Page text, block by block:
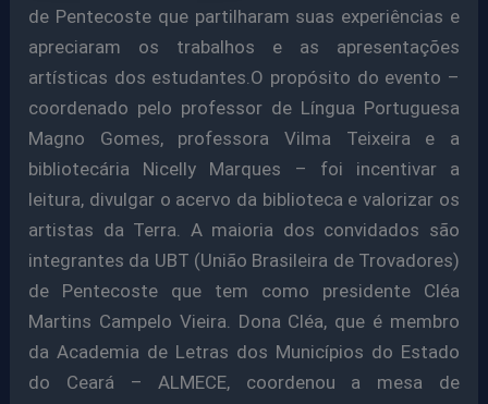
de Pentecoste que partilharam suas experiências e
apreciaram os trabalhos e as apresentações
artísticas dos estudantes.O propósito do evento –
coordenado pelo professor de Língua Portuguesa
Magno Gomes, professora Vilma Teixeira e a
bibliotecária Nicelly Marques – foi incentivar a
leitura, divulgar o acervo da biblioteca e valorizar os
artistas da Terra. A maioria dos convidados são
integrantes da UBT (União Brasileira de Trovadores)
de Pentecoste que tem como presidente Cléa
Martins Campelo Vieira. Dona Cléa, que é membro
da Academia de Letras dos Municípios do Estado
do Ceará – ALMECE, coordenou a mesa de